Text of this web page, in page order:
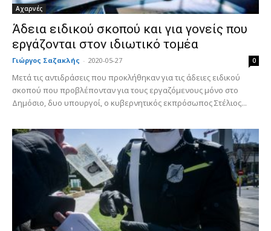
Αχαρνές
Άδεια ειδικού σκοπού και για γονείς που
εργάζονται στον ιδιωτικό τομέα
Γιώργος Σαζακλής - 2020-05-27 0
Μετά τις αντιδράσεις που προκλήθηκαν για τις άδειες ειδικού
σκοπού που προβλέπονταν για τους εργαζόμενους μόνο στο
Δημόσιο, δυο υπουργοί, ο κυβερνητικός εκπρόσωπος Στέλιος...